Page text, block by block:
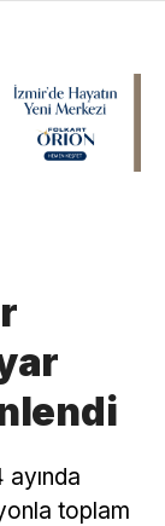
ayında
toplam